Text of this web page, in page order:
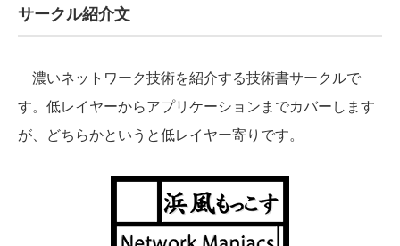
サークル紹介文
濃いネットワーク技術を紹介する技術書サークルで
す。低レイヤーからアプリケーションまでカバーします
が、どちらかというと低レイヤー寄りです。